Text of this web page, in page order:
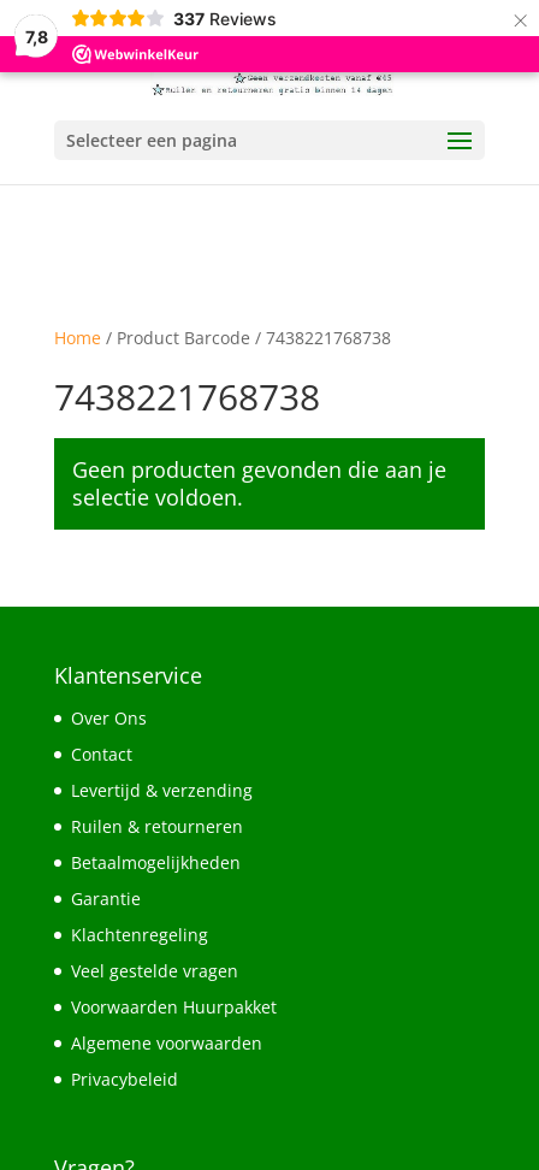
7,8
337 Reviews ×
Selecteer een pagina
Home/ Product Barcode / 7438221768738
7438221768738
Geen producten gevonden die aan je
selectie voldoen.
Klantenservice
Over Ons
Contact
Levertijd & verzending
Ruilen & retourneren
Betaalmogelijkheden
Garantie
Klachtenregeling
Veel gestelde vragen
Voorwaarden Huurpakket
Algemene voorwaarden
Privacybeleid